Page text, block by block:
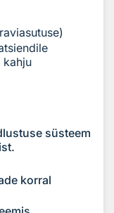
kahju
süsteem
korral